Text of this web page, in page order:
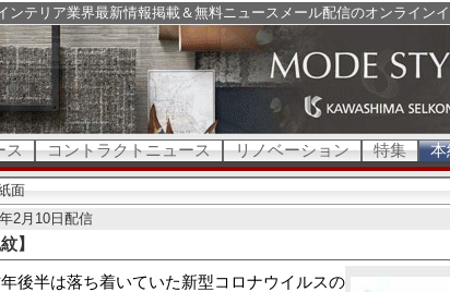
ンテリア業界最新情報掲載＆無料ニュースメール配信のオンライン
ス コントラクトニュース リノベーション 特集 本
面
2月10日配信
】
後半は落ち着いていた新型コロナウイルスの